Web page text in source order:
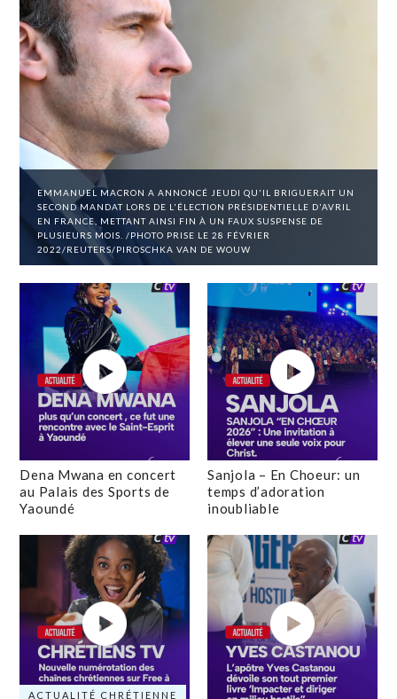
EMMANUEL MACRON A ANNONCÉ JEUDI QU'IL BRIGUERAIT UN
SECOND MANDAT LORS DE L'ÉLECTION PRÉSIDENTIELLE D'AVRIL
EN FRANCE, METTANT AINSI FIN À UN FAUX SUSPENSE DE
PLUSIEURS MOIS. /PHOTO PRISE LE 28 FÉVRIER
2022/REUTERS/PIROSCHKA VAN DE WOUW
Dena Mwana en concert
au Palais des Sports de
Yaoundé
Sanjola – En Choeur: un
temps d’adoration
inoubliable
ACTUALITÉ CHRÉTIENNE